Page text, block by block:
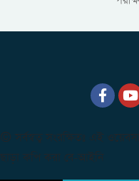
© সর্বস্বত্ব সংরক্ষিতঃ এই
ছাড়া কপি করা বে-আইনি